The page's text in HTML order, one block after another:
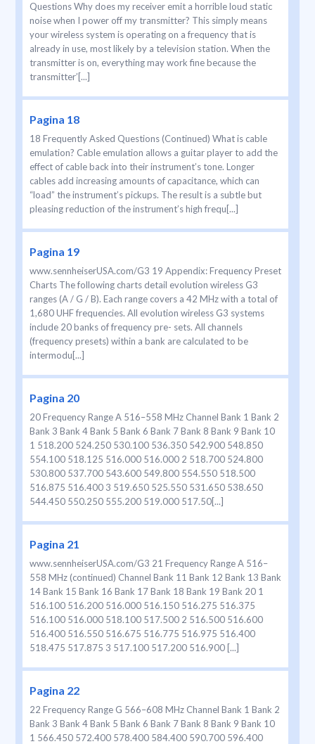
Questions Why does my receiver emit a horrible loud static
noise when I power off my transmitter? This simply means
your wireless system is operating on a frequency that is
already in use, most likely by a television station. When the
transmitter is on, everything may work fine because the
transmitter’[...]
Pagina 18
18 Frequently Asked Questions (Continued) What is cable
emulation? Cable emulation allows a guitar player to add the
effect of cable back into their instrument’s tone. Longer
cables add increasing amounts of capacitance, which can
“load” the instrument’s pickups. The result is a subtle but
pleasing reduction of the instrument’s high frequ[...]
Pagina 19
www.sennheiserUSA.com/G3 19 Appendix: Frequency Preset
Charts The following charts detail evolution wireless G3
ranges (A / G / B). Each range covers a 42 MHz with a total of
1,680 UHF frequencies. All evolution wireless G3 systems
include 20 banks of frequency pre- sets. All channels
(frequency presets) within a bank are calculated to be
intermodu[...]
Pagina 20
20 Frequency Range A 516–558 MHz Channel Bank 1 Bank 2
Bank 3 Bank 4 Bank 5 Bank 6 Bank 7 Bank 8 Bank 9 Bank 10
1 518.200 524.250 530.100 536.350 542.900 548.850
554.100 518.125 516.000 516.000 2 518.700 524.800
530.800 537.700 543.600 549.800 554.550 518.500
516.875 516.400 3 519.650 525.550 531.650 538.650
544.450 550.250 555.200 519.000 517.50[...]
Pagina 21
www.sennheiserUSA.com/G3 21 Frequency Range A 516–
558 MHz (continued) Channel Bank 11 Bank 12 Bank 13 Bank
14 Bank 15 Bank 16 Bank 17 Bank 18 Bank 19 Bank 20 1
516.100 516.200 516.000 516.150 516.275 516.375
516.100 516.000 518.100 517.500 2 516.500 516.600
516.400 516.550 516.675 516.775 516.975 516.400
518.475 517.875 3 517.100 517.200 516.900 [...]
Pagina 22
22 Frequency Range G 566–608 MHz Channel Bank 1 Bank 2
Bank 3 Bank 4 Bank 5 Bank 6 Bank 7 Bank 8 Bank 9 Bank 10
1 566.450 572.400 578.400 584.400 590.700 596.400